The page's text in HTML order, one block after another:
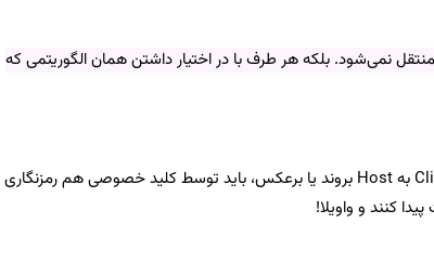
منتقل نمی‌شود. بلکه هر طرف با در اختیار داشتن همان الگوریتمی که
در این نوع از رمزنگاری، تمام داده‌ها و اطلاعاتی که قرار است از Client به Host بروند یا برعکس، باید توسط کلید خصوصی هم رمزنگاری
کنند و واویلا!